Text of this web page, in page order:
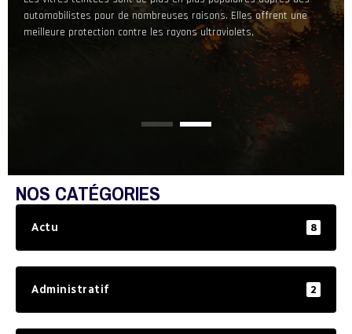
offrent une
peut être
automobilistes pour de nombreuses raisons. Elles offrent une
meilleure protection contre les rayons ultraviolets,
appel aux services
une excellente
NOS CATÉGORIES
Actu 8
Administratif 2